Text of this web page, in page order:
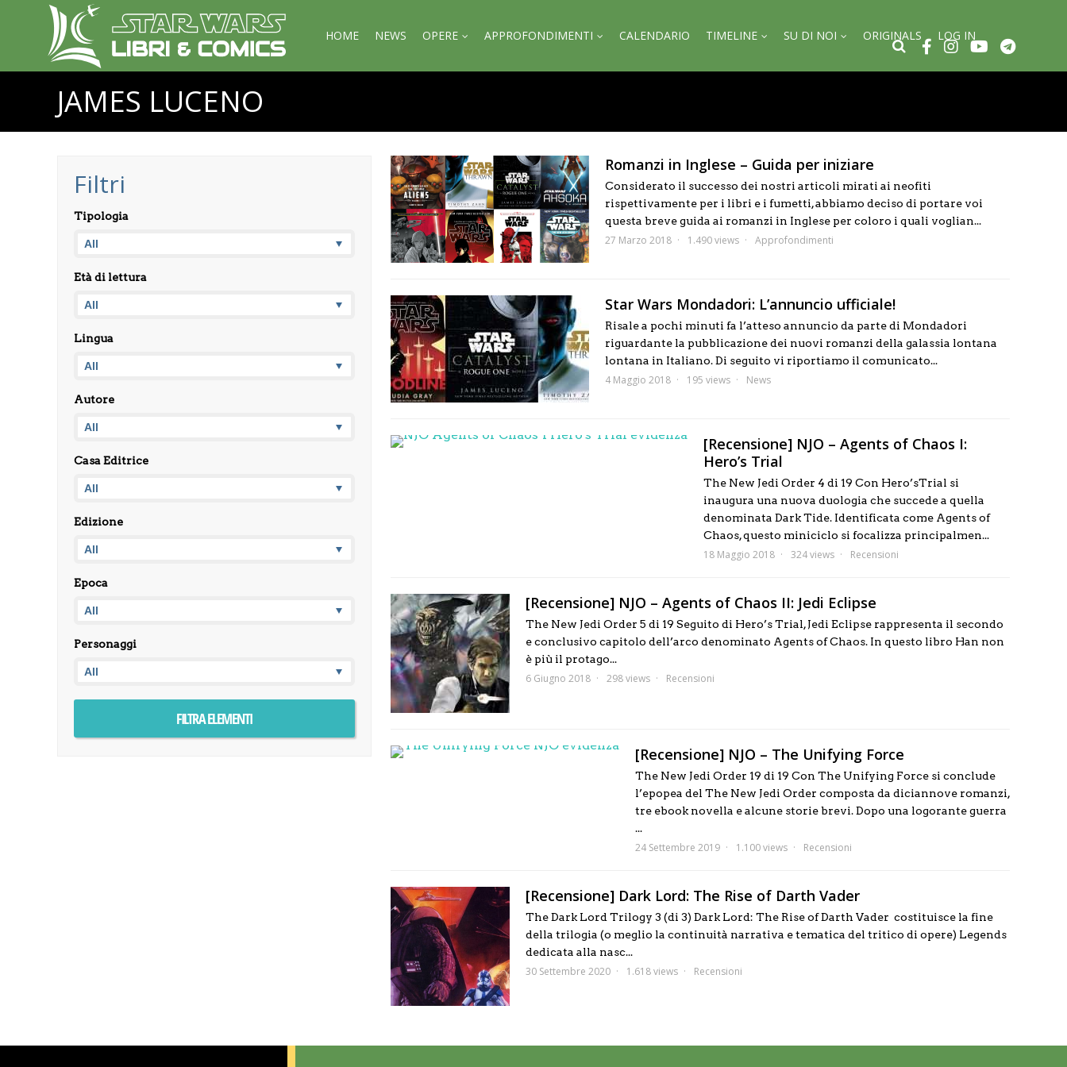
HOME NEWS OPERE APPROFONDIMENTI CALENDARIO TIMELINE SU DI NOI ORIGINALS LOG IN
JAMES LUCENO
Romanzi in Inglese – Guida per iniziare
Considerato il successo dei nostri articoli mirati ai neofiti
rispettivamente per i libri e i fumetti, abbiamo deciso di portare voi
questa breve guida ai romanzi in Inglese per coloro i quali voglian...
27 Marzo 2018 1.490 views Approfondimenti
Star Wars Mondadori: L’annuncio ufficiale!
Risale a pochi minuti fa l’atteso annuncio da parte di Mondadori
riguardante la pubblicazione dei nuovi romanzi della galassia lontana
lontana in Italiano. Di seguito vi riportiamo il comunicato...
4 Maggio 2018 195 views News
[Recensione] NJO – Agents of Chaos I:
Hero’s Trial
The New Jedi Order 4 di 19 Con Hero’sTrial si
inaugura una nuova duologia che succede a quella
denominata Dark Tide. Identificata come Agents of
Chaos, questo miniciclo si focalizza principalmen...
18 Maggio 2018 324 views Recensioni
[Recensione] NJO – Agents of Chaos II: Jedi Eclipse
The New Jedi Order 5 di 19 Seguito di Hero’s Trial, Jedi Eclipse rappresenta il secondo
e conclusivo capitolo dell’arco denominato Agents of Chaos. In questo libro Han non
è più il protago...
6 Giugno 2018 298 views Recensioni
[Recensione] NJO – The Unifying Force
The New Jedi Order 19 di 19 Con The Unifying Force si conclude
l’epopea del The New Jedi Order composta da diciannove romanzi,
tre ebook novella e alcune storie brevi. Dopo una logorante guerra
...
24 Settembre 2019 1.100 views Recensioni
[Recensione] Dark Lord: The Rise of Darth Vader
The Dark Lord Trilogy 3 (di 3) Dark Lord: The Rise of Darth Vader costituisce la fine
della trilogia (o meglio la continuità narrativa e tematica del tritico di opere) Legends
dedicata alla nasc...
30 Settembre 2020 1.618 views Recensioni
Filtri
Tipologia
Età di lettura
Lingua
Autore
Casa Editrice
Edizione
Epoca
Personaggi